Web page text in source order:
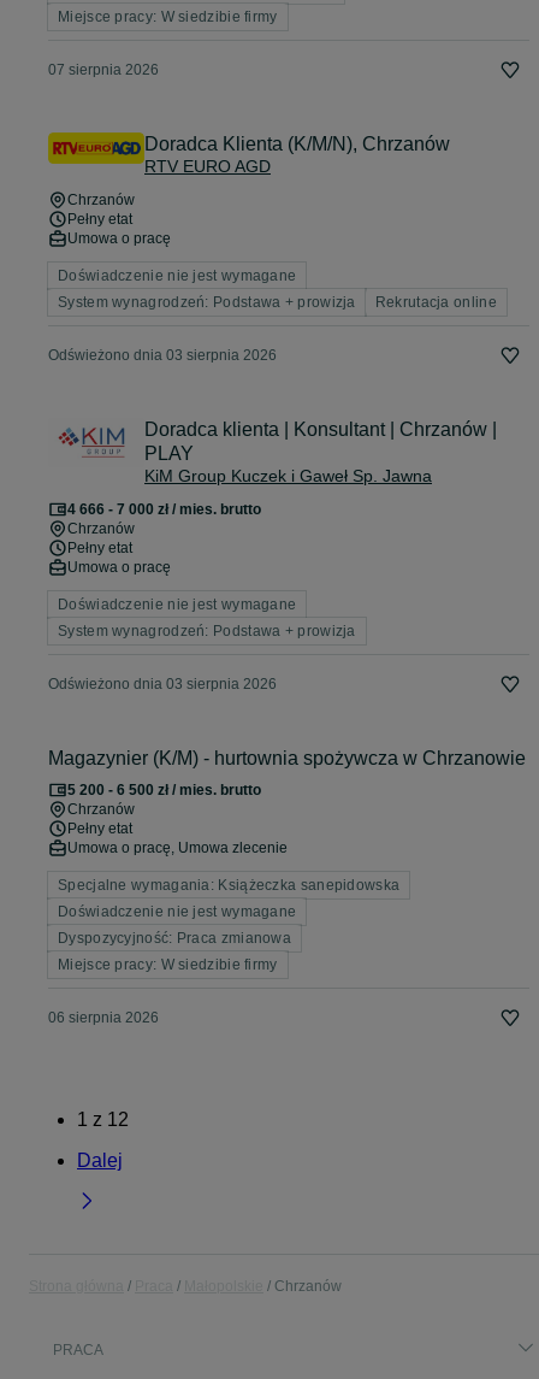
Miejsce pracy: W siedzibie firmy
07 sierpnia 2026
Doradca Klienta (K/M/N), Chrzanów
RTV EURO AGD
Chrzanów
Pełny etat
Umowa o pracę
Doświadczenie nie jest wymagane
System wynagrodzeń: Podstawa + prowizja
Rekrutacja online
Odświeżono dnia 03 sierpnia 2026
Doradca klienta | Konsultant | Chrzanów |
PLAY
KiM Group Kuczek i Gaweł Sp. Jawna
4 666 - 7 000 zł / mies. brutto
Chrzanów
Pełny etat
Umowa o pracę
Doświadczenie nie jest wymagane
System wynagrodzeń: Podstawa + prowizja
Odświeżono dnia 03 sierpnia 2026
Magazynier (K/M) - hurtownia spożywcza w Chrzanowie
5 200 - 6 500 zł / mies. brutto
Chrzanów
Pełny etat
Umowa o pracę, Umowa zlecenie
Specjalne wymagania: Książeczka sanepidowska
Doświadczenie nie jest wymagane
Dyspozycyjność: Praca zmianowa
Miejsce pracy: W siedzibie firmy
06 sierpnia 2026
1 z 12
Dalej
Chrzanów
PRACA